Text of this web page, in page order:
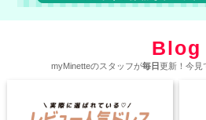
Blog
myMinetteのスタッフが毎日更新！今見